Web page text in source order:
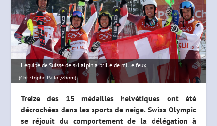
L'équipe de Suisse de ski alpin a brillé de mille feux.
(Christophe Pallot/Zoom)
Treize des 15 médailles helvétiques ont été
décrochées dans les sports de neige. Swiss Olympic
se réjouit du comportement de la délégation à